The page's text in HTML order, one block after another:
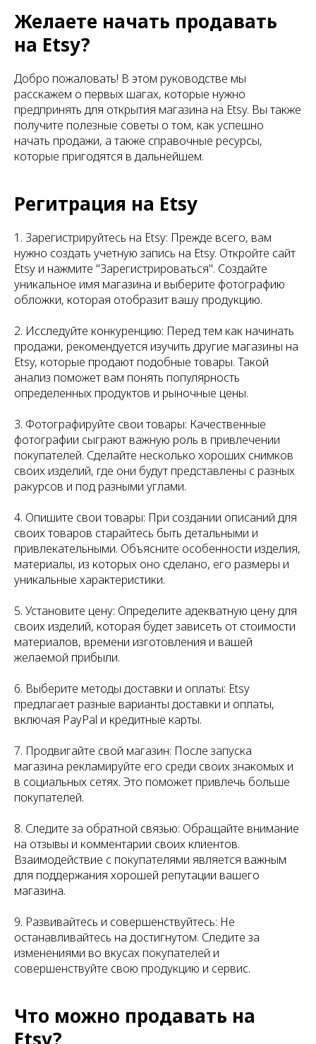
Желаете начать продавать
на Etsy?
Добро пожаловать! В этом руководстве мы
расскажем о первых шагах, которые нужно
предпринять для открытия магазина на Etsy. Вы также
получите полезные советы о том, как успешно
начать продажи, а также справочные ресурсы,
которые пригодятся в дальнейшем.
Регитрация на Etsy
1. Зарегистрируйтесь на Etsy: Прежде всего, вам
нужно создать учетную запись на Etsy. Откройте сайт
Etsy и нажмите "Зарегистрироваться". Создайте
уникальное имя магазина и выберите фотографию
обложки, которая отобразит вашу продукцию.
2. Исследуйте конкуренцию: Перед тем как начинать
продажи, рекомендуется изучить другие магазины на
Etsy, которые продают подобные товары. Такой
анализ поможет вам понять популярность
определенных продуктов и рыночные цены.
3. Фотографируйте свои товары: Качественные
фотографии сыграют важную роль в привлечении
покупателей. Сделайте несколько хороших снимков
своих изделий, где они будут представлены с разных
ракурсов и под разными углами.
4. Опишите свои товары: При создании описаний для
своих товаров старайтесь быть детальными и
привлекательными. Объясните особенности изделия,
материалы, из которых оно сделано, его размеры и
уникальные характеристики.
5. Установите цену: Определите адекватную цену для
своих изделий, которая будет зависеть от стоимости
материалов, времени изготовления и вашей
желаемой прибыли.
6. Выберите методы доставки и оплаты: Etsy
предлагает разные варианты доставки и оплаты,
включая PayPal и кредитные карты.
7. Продвигайте свой магазин: После запуска
магазина рекламируйте его среди своих знакомых и
в социальных сетях. Это поможет привлечь больше
покупателей.
8. Следите за обратной связью: Обращайте внимание
на отзывы и комментарии своих клиентов.
Взаимодействие с покупателями является важным
для поддержания хорошей репутации вашего
магазина.
9. Развивайтесь и совершенствуйтесь: Не
останавливайтесь на достигнутом. Следите за
изменениями во вкусах покупателей и
совершенствуйте свою продукцию и сервис.
Что можно продавать на